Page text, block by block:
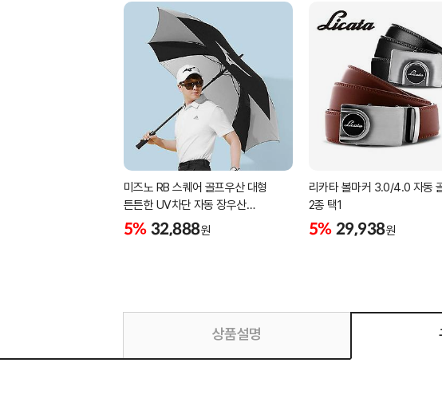
미즈노 RB 스퀘어 골프우산 대형
튼튼한 UV차단 자동 장우산
5LKY22100
5% 32,888원
리카타 볼마커 3.0/4.0 자동
2종 택1
5% 29,938원
상품설명